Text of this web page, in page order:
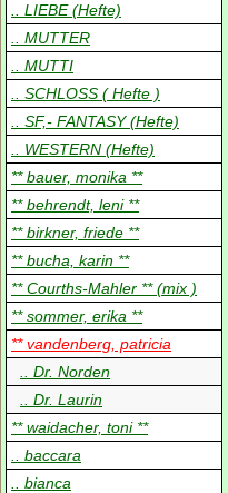
.. LIEBE (Hefte)
.. MUTTER
.. MUTTI
.. SCHLOSS ( Hefte )
.. SF,- FANTASY (Hefte)
.. WESTERN (Hefte)
** bauer, monika **
** behrendt, leni **
** birkner, friede **
** bucha, karin **
** Courths-Mahler ** (mix )
** sommer, erika **
** vandenberg, patricia
.. Dr. Norden
.. Dr. Laurin
** waidacher, toni **
.. baccara
.. bianca